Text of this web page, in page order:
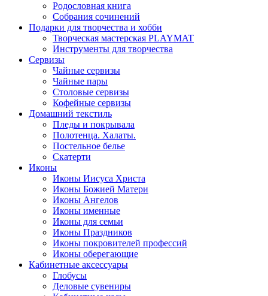
Родословная книга
Собрания сочинений
Подарки для творчества и хобби
Творческая мастерская PLAYMAT
Инструменты для творчества
Cервизы
Чайные сервизы
Чайные пары
Столовые сервизы
Кофейные сервизы
Домашний текстиль
Пледы и покрывала
Полотенца. Халаты.
Постельное белье
Скатерти
Иконы
Иконы Иисуса Христа
Иконы Божией Матери
Иконы Ангелов
Иконы именные
Иконы для семьи
Иконы Праздников
Иконы покровителей профессий
Иконы оберегающие
Кабинетные аксессуары
Глобусы
Деловые сувениры